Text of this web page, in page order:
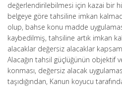
değerlendirilebilmesi için kazai bir
belgeye göre tahsiline imkan
olup, bahse konu madde
kaybedilmiş, tahsiline artık imkan
alacaklar değersiz alacaklar
Alacağın tahsil güçlüğünün objektif
konması, değersiz alacak
taşıdığından, Kanun koyucu